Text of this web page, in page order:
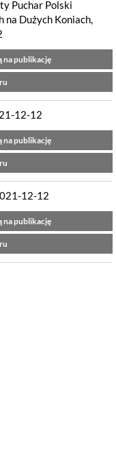
Puchar Polski
na Dużych Koniach,
na publikację
12-12
na publikację
12-12
na publikację